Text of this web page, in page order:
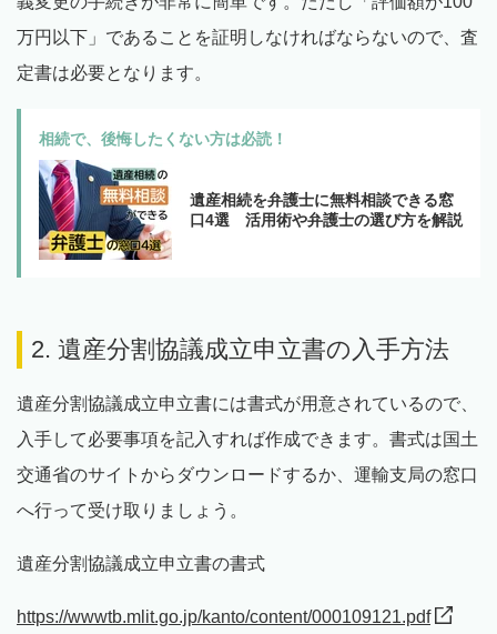
万円以下」であることを証明しなければならないので、査
定書は必要となります。
相続で、後悔したくない方は必読！
遺産相続を弁護士に無料相談できる窓
口4選 活用術や弁護士の選び方を解説
2. 遺産分割協議成立申立書の入手方法
遺産分割協議成立申立書には書式が用意されているので、
入手して必要事項を記入すれば作成できます。書式は国土
交通省のサイトからダウンロードするか、運輸支局の窓口
へ行って受け取りましょう。
遺産分割協議成立申立書の書式
https://wwwtb.mlit.go.jp/kanto/content/000109121.pdf